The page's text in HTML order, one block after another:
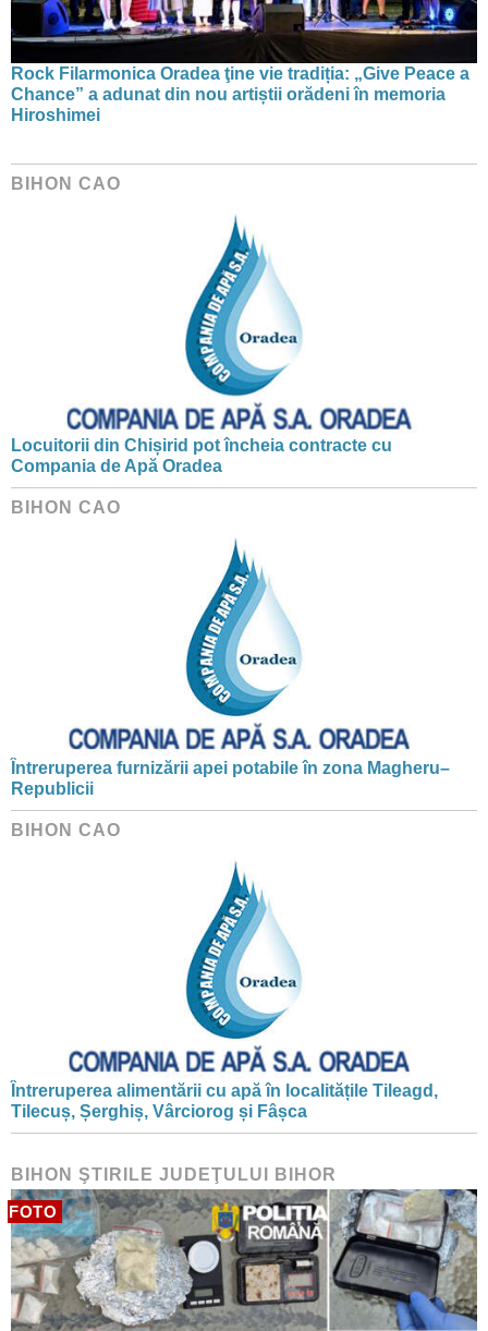
Rock Filarmonica Oradea ţine vie tradiția: „Give Peace a
Chance” a adunat din nou artiștii orădeni în memoria
Hiroshimei
BIHON CAO
Locuitorii din Chișirid pot încheia contracte cu
Compania de Apă Oradea
BIHON CAO
Întreruperea furnizării apei potabile în zona Magheru–
Republicii
BIHON CAO
Întreruperea alimentării cu apă în localitățile Tileagd,
Tilecuș, Șerghiș, Vârciorog și Fâșca
BIHON ŞTIRILE JUDEŢULUI BIHOR
FOTO